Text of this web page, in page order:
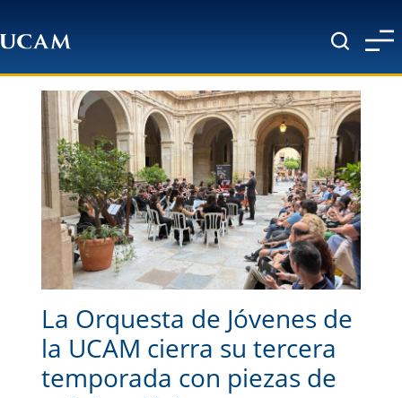
La Orquesta de Jóvenes de
la UCAM cierra su tercera
temporada con piezas de